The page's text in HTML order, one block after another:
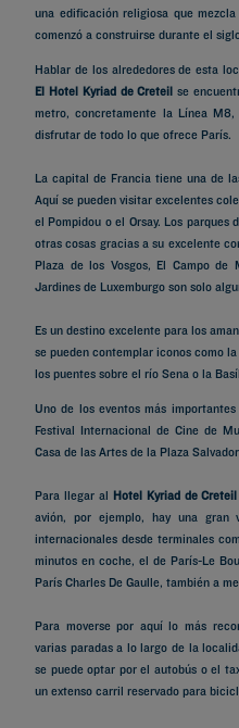
una edificación religiosa que
comenzó a construirse durante el
Hablar de los alrededores de esta
El Hotel Kyriad de Creteil se
metro, concretamente la Línea
disfrutar de todo lo que ofrece París.
La capital de Francia tiene una de
Aquí se pueden visitar excelentes
el Pompidou o el Orsay. Los
otras cosas gracias a su excelente
Plaza de los Vosgos, El Campo
Jardines de Luxemburgo son solo
Es un destino excelente para los
se pueden contemplar iconos como
los puentes sobre el río Sena o la
Uno de los eventos más
Festival Internacional de Cine de
Casa de las Artes de la Plaza
Para llegar al Hotel Kyriad de Creteil
avión, por ejemplo, hay una gran
internacionales desde terminales
minutos en coche, el de París-Le
París Charles De Gaulle, también a
Para moverse por aquí lo más
varias paradas a lo largo de la
se puede optar por el autobús o el
un extenso carril reservado para